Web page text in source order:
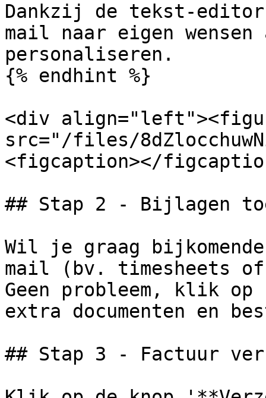
Dankzij de tekst-
mail naar eigen wensen
personaliseren.
{% endhint %}
<div
src="/files/
<figcaption></
## Stap 2 - Bijlagen
Wil je graag
mail (bv. timesheets
Geen probleem, klik
extra documenten en
## Stap 3 - Factuur